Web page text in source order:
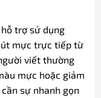
trợ sử dụng
mực trực tiếp từ
viết thường
mực hoặc giảm
sự nhanh gọn